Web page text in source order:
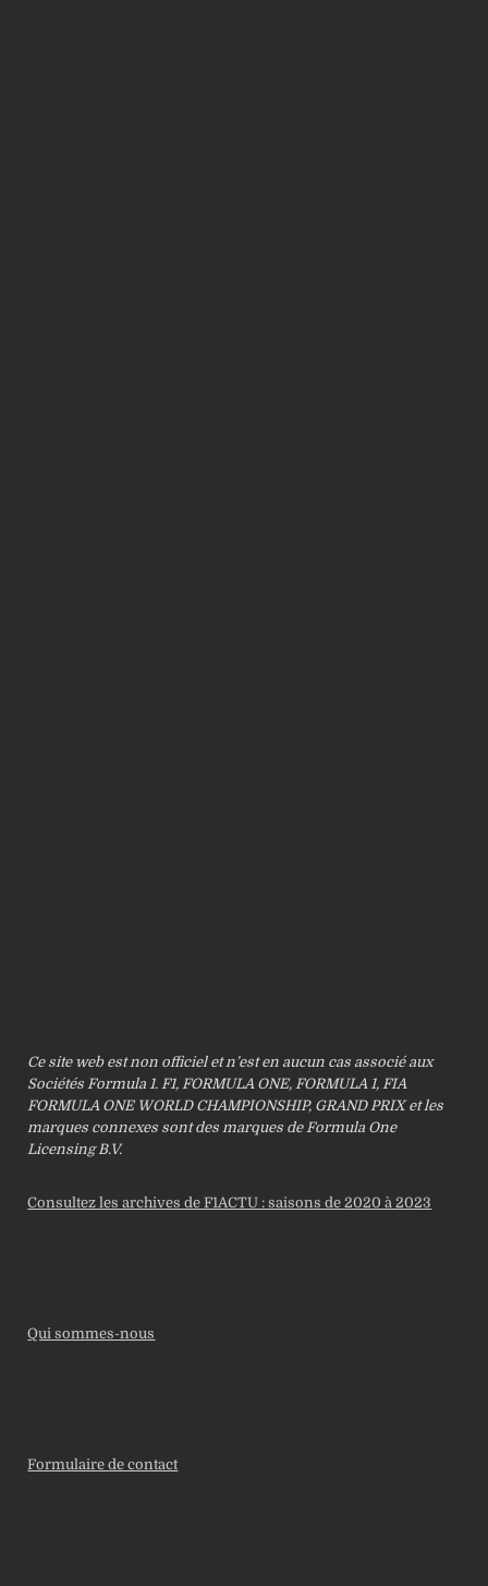
Ce site web est non officiel et n’est en aucun cas associé aux
Sociétés Formula 1. F1, FORMULA ONE, FORMULA 1, FIA
FORMULA ONE WORLD CHAMPIONSHIP, GRAND PRIX et les
marques connexes sont des marques de Formula One
Licensing B.V.
Consultez les archives de F1ACTU : saisons de 2020 à 2023
Qui sommes-nous
Formulaire de contact